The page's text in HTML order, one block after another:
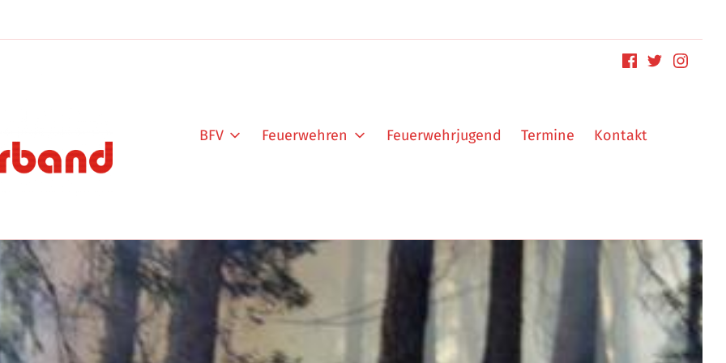
BFV Feuerwehren Feuerwehrjugend Termine Kontakt